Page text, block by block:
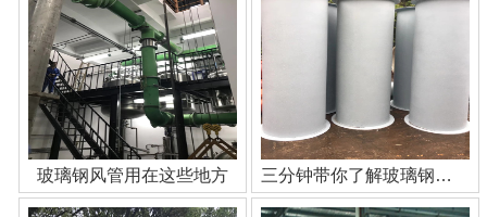
玻璃钢风管用在这些地方 三分钟带你了解玻璃钢管道